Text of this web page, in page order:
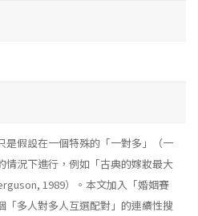
是假設在一個特殊的「一對多」（一
情況下進行，例如「古典的嫁妝最大
1989）。本文加入「婚姻賽
「多人對多人互選配對」的連續性搜